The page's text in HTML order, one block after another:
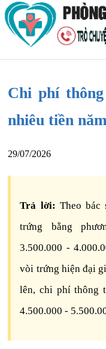
Chi phí
nhiêu tiền
29/07/2026
Trả lời: Theo
trứng bằng
3.500.000 -
vòi trứng hiện đại
lên, chi phí thông
4.500.000 -